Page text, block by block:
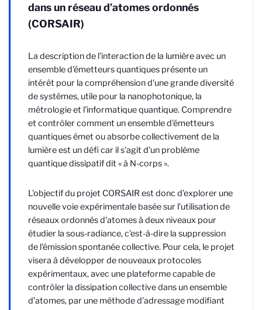
dans un réseau d’atomes ordonnés
(CORSAIR)
La description de l'interaction de la lumière avec un
ensemble d'émetteurs quantiques présente un
intérêt pour la compréhension d'une grande diversité
de systèmes, utile pour la nanophotonique, la
métrologie et l'informatique quantique. Comprendre
et contrôler comment un ensemble d'émetteurs
quantiques émet ou absorbe collectivement de la
lumière est un défi car il s'agit d'un problème
quantique dissipatif dit « à N-corps ».
L'objectif du projet CORSAIR est donc d’explorer une
nouvelle voie expérimentale basée sur l’utilisation de
réseaux ordonnés d'atomes à deux niveaux pour
étudier la sous-radiance, c’est-à-dire la suppression
de l'émission spontanée collective. Pour cela, le projet
visera à développer de nouveaux protocoles
expérimentaux, avec une plateforme capable de
contrôler la dissipation collective dans un ensemble
d’atomes, par une méthode d’adressage modifiant